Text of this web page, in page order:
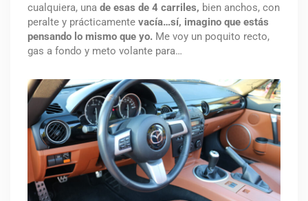
cualquiera, una de esas de 4 carriles, bien anchos, con
peralte y prácticamente vacía…sí, imagino que estás
pensando lo mismo que yo. Me voy un poquito recto,
gas a fondo y meto volante para…